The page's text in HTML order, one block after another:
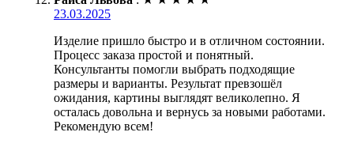
23.03.2025
Изделие пришло быстро и в отличном состоянии.
Процесс заказа простой и понятный.
Консультанты помогли выбрать подходящие
размеры и варианты. Результат превзошёл
ожидания, картины выглядят великолепно. Я
осталась довольна и вернусь за новыми работами.
Рекомендую всем!